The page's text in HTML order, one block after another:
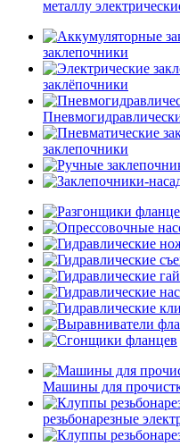
металлу
заклепочники
заклёпочники
заклепочники
Машины для
резьбонарезные